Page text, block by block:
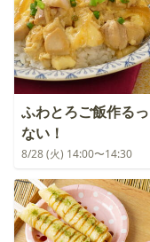
ふわとろご飯作る
ない！
8/28 (火) 14:00〜14:30